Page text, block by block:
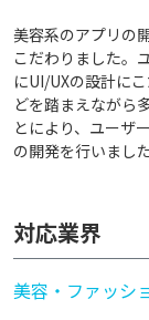
美容系のアプリの
こだわりました。
にUI/UXの設計に
どを踏まえながら
とにより、ユーザ
の開発を行いました
対応業界
美容・ファッシ